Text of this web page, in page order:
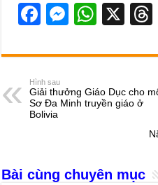
F
c
e
b
o
k
M
ss
n
W
at
s
A
X
Hình sau
Giải thưởng Giáo Dục cho
Sơ Đa Minh truyền giáo ở
Bolivia
Bài cùng chuyên mục